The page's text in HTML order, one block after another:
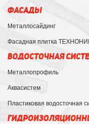
ФАСАДЫ
Металлосайдинг
Фасадная плитка
ВОДОСТОЧНАЯ
Металлопрофиль
Аквасистем
Пластиковая водосточная